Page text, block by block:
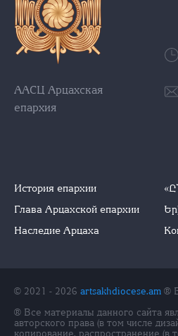
ААСЦ Арцахская
епархия
История епархии
Глава Арцахской епархии
Наследие Арцаха
© 2021 - 2026 artsakhdiocese.am ®
® Все материалы данного сайта
авторского права (в том числе
копирование, распространение (в